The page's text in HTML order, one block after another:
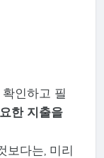
인하고 필
한 지출을
보다는, 미리